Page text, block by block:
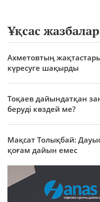
Ұқсас жазбалар
Ахметовтың
күресуге шақырды
Тоқаев дайындатқан
беруді көздей ме?
Мақсат Толықбай:
қоғам дайын емес